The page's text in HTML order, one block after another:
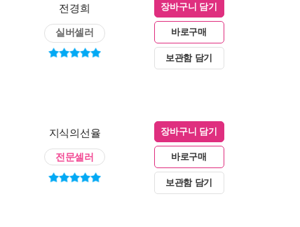
전경희
실버셀러
장바구니 담기
바로구매
보관함 담기
지식의선율
전문셀러
장바구니 담기
바로구매
보관함 담기